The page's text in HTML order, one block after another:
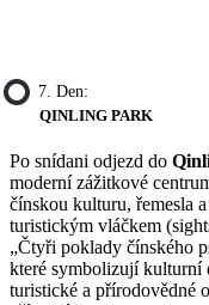
7. Den:
QINLING PARK
Po snídani odjezd do
moderní zážitkové
čínskou kulturu, řemesla
turistickým vláčkem
„Čtyři poklady čínského
které symbolizují kulturní
turistické a přírodovědné